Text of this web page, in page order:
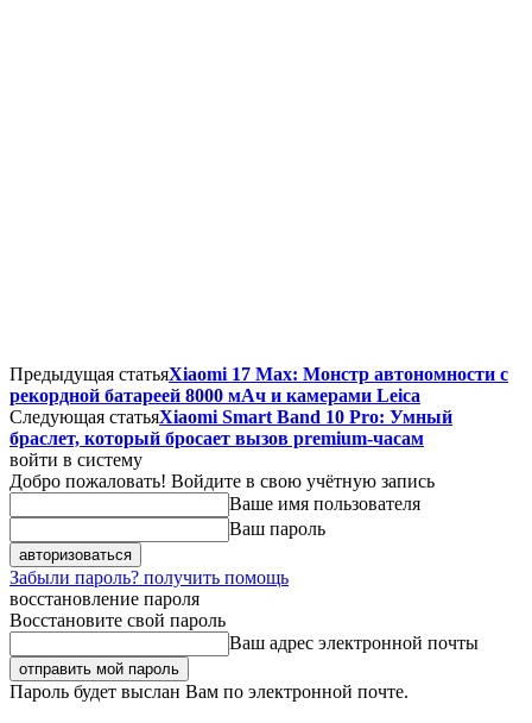
Предыдущая статьяXiaomi 17 Max: Монстр автономности с
рекордной батареей 8000 мАч и камерами Leica
Следующая статьяXiaomi Smart Band 10 Pro: Умный
браслет, который бросает вызов premium-часам
войти в систему
Добро пожаловать! Войдите в свою учётную запись
Ваше имя пользователя
Ваш пароль
Забыли пароль? получить помощь
восстановление пароля
Восстановите свой пароль
Ваш адрес электронной почты
Пароль будет выслан Вам по электронной почте.